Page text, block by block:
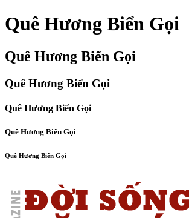
Quê Hương Biển Gọi
Quê Hương Biển Gọi
Quê Hương Biển Gọi
Quê Hương Biển Gọi
Quê Hương Biển Gọi
Quê Hương Biển Gọi